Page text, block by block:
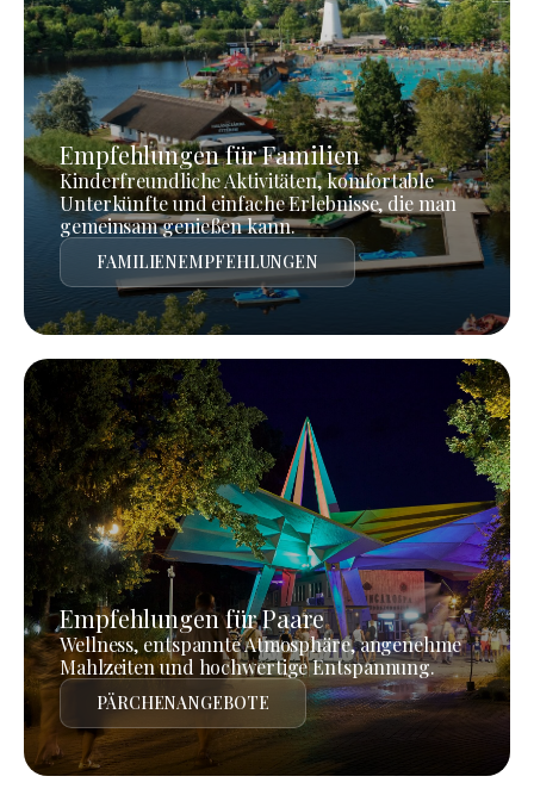
Empfehlungen für Familien
Kinderfreundliche Aktivitäten, komfortable
Unterkünfte und einfache Erlebnisse, die man
gemeinsam genießen kann.
FAMILIENEMPFEHLUNGEN
Empfehlungen für Paare
Wellness, entspannte Atmosphäre, angenehme
Mahlzeiten und hochwertige Entspannung.
PÄRCHENANGEBOTE